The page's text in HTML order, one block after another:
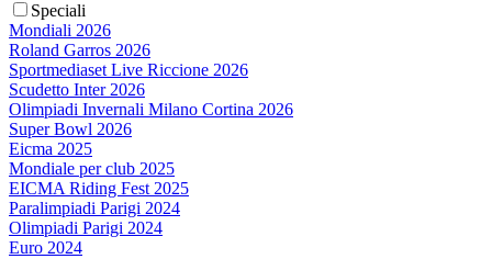
Speciali
Mondiali 2026
Roland Garros 2026
Sportmediaset Live Riccione 2026
Scudetto Inter 2026
Olimpiadi Invernali Milano Cortina 2026
Super Bowl 2026
Eicma 2025
Mondiale per club 2025
EICMA Riding Fest 2025
Paralimpiadi Parigi 2024
Olimpiadi Parigi 2024
Euro 2024